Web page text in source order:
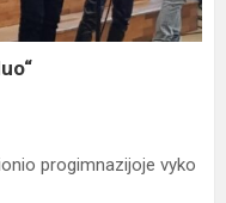
progimnazijoje vyko